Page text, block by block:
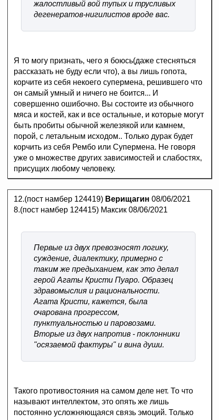
жалостливый вой тупых и трусливых
дегенератов-нигилистов вроде вас.
Я то могу признать, чего я боюсь(даже стесняться
рассказать не буду если что), а вы лишь гопота,
корчите из себя некоего супермена, решившего что
он самый умный и ничего не боится... И
совершенно ошибочно. Вы состоите из обычного
мяса и костей, как и все остальные, и которые могут
быть пробиты обычной железякой или камнем,
порой, с летальным исходом.. Только дурак будет
корчить из себя Рембо или Супермена. Не говоря
уже о множестве других зависимостей и слабостях,
присущих любому человеку.
12.(пост намбер 124419) Верищагин 08/06/2021
8.(пост намбер 124415) Максик 08/06/2021
Первые из двух превозносят логику,
суждение, диалектику, примерно с
таким же предыханием, как это делал
герой Агаты Кристи Пуаро. Образец
здравомыслия и рациональности.
Агата Кристи, кажется, была
очарована прогрессом,
пунктуальностью и паровозами.
Вторые из двух напротив - поклонники
"осязаемой фактуры" и вина души.
Такого противостояния на самом деле нет. То что
называют интеллектом, это опять же лишь
постоянно усложняющаяся связь эмоций. Только